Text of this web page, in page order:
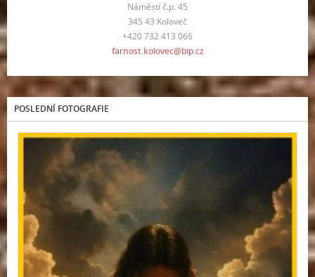
Náměstí č.p. 45
345 43 Koloveč
+420 732 413 066
farnost.kolovec@bip.cz
POSLEDNÍ FOTOGRAFIE